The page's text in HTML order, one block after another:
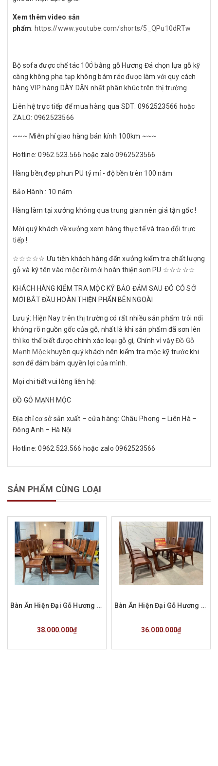
Xem thêm video sản
phẩm: https://www.youtube.com/shorts/5_QPu10dRTw
Bộ sofa được chế tác 100̀ bằng gỗ Hương Đá chọn lựa gỗ kỹ
càng không pha tạp không bám rác được làm với quy cách
hàng VIP hàng DÀY DẶN nhất phân khúc trên thị trường.
Liên hệ trực tiếp để mua hàng qua SDT: 0962523566 hoặc
ZALO: 0962523566
~~~ Miễn phí giao hàng bán kính 100km ~~~
Hotline: 0962.523.566 hoặc zalo 0962523566
Hàng bền,đẹp phun PU tỷ mỉ - độ bền trên 100 năm
Bảo Hành : 10 năm
Hàng làm tại xưởng không qua trung gian nên giá tận gốc !
Mời quý khách về xưởng xem hàng thực tế và trao đổi trực
tiếp !
☆☆☆☆☆ Ưu tiên khách hàng đến xưởng kiểm tra chất lượng
gỗ và ký tên vào mộc rồi mới hoàn thiện sơn PU ☆☆☆☆☆
KHÁCH HÀNG KIỂM TRA MỘC KÝ BẢO ĐẢM SAU ĐÓ CÓ SỞ
MỚI BẮT ĐẦU HOÀN THIỆN PHẨN BÊN NGOÀI
Lưu ý: Hiện Nay trên thị trường có rất nhiều sản phẩm trôi nổi
không rõ nguồn gốc của gỗ, nhất là khi sản phẩm đã sơn lên
thì ko thể biết được chính xác loại gỗ gì, Chính vì vậyĐồ Gỗ
Mạnh Mộckhuyên quý khách nên kiểm tra mộc kỹ trước khi
sơn để đảm bảm quyền lợi của mình.
Mọi chi tiết vui lòng liên hệ:
ĐỒ GỖ MẠNH MỘC
Địa chỉ cơ sở sản xuất – cửa hàng: Châu Phong – Liên Hà –
Đông Anh – Hà Nội
Hotline: 0962.523.566 hoặc zalo 0962523566
SẢN PHẨM CÙNG LOẠI
Bàn Ăn Hiện Đại Gỗ Hương Đá 10 Ghế Hàng Đặt a Phúc
38.000.000₫
Mua hàng
Bàn Ăn Hiện Đại Gỗ Hương Đá 8 Ghế Pu Màu Óc Chó Hàng Đặt A Ánh
36.000.000₫
Mua hàng